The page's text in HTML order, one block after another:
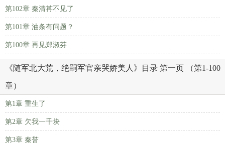
第102章 秦清苒不见了
第101章 油条有问题？
第100章 再见郑淑芬
《随军北大荒，绝嗣军官亲哭娇美人》目录 第一页 （第1-100
章）
第1章 重生了
第2章 欠我一千块
第3章 秦誉